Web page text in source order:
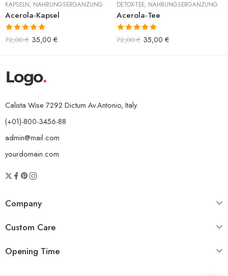
KAPSELN, NAHRUNGSERGÄNZUNG
Acerola-Kapsel
Bewertet mit
5.00von 5
72,00€ 35,00 €
DETOX-TEE, NAHRUNGSERGÄNZUNG
Acerola-Tee
Bewertet mit
5.00von 5
72,00€ 35,00 €
Calista Wise 7292 Dictum Av.Antonio, Italy.
(+01)-800-3456-88
admin@mail.com
yourdomain.com
Company
Custom Care
Opening Time